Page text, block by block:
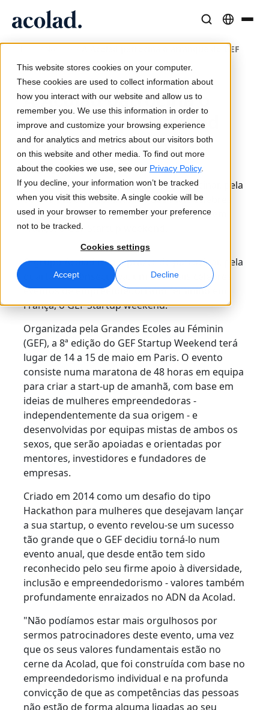
This website stores cookies on your computer.
These cookies are used to collect information about
how you interact with our website and allow us to
remember you. We use this information in order to
improve and customize your browsing experience
and for analytics and metrics about our visitors both
on this website and other media. To find out more
about the cookies we use, see our Privacy Policy.
If you decline, your information won’t be tracked
when you visit this website. A single cookie will be
used in your browser to remember your preference
not to be tracked.
Cookies settings
Accept Decline
Tradução
Velocidade da IA, precisão humana
Interpretação
Comunicação fluida em qualquer lugar
Mídia e Entretenimento
Leve histórias a cada tela
Consultoria e Outsourcing
Atinga e converta globalmente
Transcrição
Transforme áudio em ação
Serviços de Dados
Melhore a IA com dados confiáveis
Todas as soluções
Soluções por Indústria
Ciências da Vida
Indústria Transformadora
Finanças
Jurídico
Instituições Públicas
Defesa e Segurança
Lia Translate
Traduções instantâneas alinhadas com a sua marca
Conectividade
Integração nos fluxos de trabalho, de forma simples
Interpretação com IA
Tradução de voz em tempo real
Garantia de qualidade
Dublagem eficiente em grande escala
Serviços de dados para IA
Potencie a IA com dados de qualidade
Conheça a Lia
Tradução com IA rápida, inteligente e escalável
Histórias de sucesso
Resultados reais dos nossos clientes
Artigos
Perspetivas de especialistas sobre conteúdo global
Ebooks
Guias e estratégias aprofundadas
Webinars on demand
Dominar a tradução com IA para marcas globais
Dicas para aumentar eficiência, escala e qualidade
Sobre a Acolad
Sustentabilidade
Parceiros
Notícias
Carreiras
Construa o seu futuro connosco
Oportunidades para freelancers
Faça parte da nossa rede global
A Acolad patrocina o arranque do GEF
10 de maio de 2022
A Acolad patrocina o
GEF Startup Weekend
pelo quarto ano
consecutivo
O grupo Acolad terá o prazer de patrocinar, pela
quarta vez consecutiva, um dos mais célebres
eventos de empreendedorismo feminino em
França, o GEF Startup weekend.
O grupo Acolad terá o prazer de patrocinar, pela
quarta vez consecutiva, um dos mais célebres
eventos de empreendedorismo feminino em
França, o GEF Startup weekend.
Organizada pela Grandes Ecoles au Féminin
(GEF), a 8ª edição do GEF Startup Weekend terá
lugar de 14 a 15 de maio em Paris. O evento
consiste numa maratona de 48 horas em equipa
para criar a start-up de amanhã, com base em
ideias de mulheres empreendedoras -
independentemente da sua origem - e
desenvolvidas por equipas mistas de ambos os
sexos, que serão apoiadas e orientadas por
mentores, investidores e fundadores de
empresas.
Criado em 2014 como um desafio do tipo
Hackathon para mulheres que desejavam lançar
a sua startup, o evento revelou-se um sucesso
tão grande que o GEF decidiu torná-lo num
evento anual, que desde então tem sido
reconhecido pelo seu firme apoio à diversidade,
inclusão e empreendedorismo - valores também
profundamente enraizados no ADN da Acolad.
"Não podíamos estar mais orgulhosos por
sermos patrocinadores deste evento, uma vez
que os seus valores fundamentais estão no
cerne da Acolad, que foi construída com base no
empreendedorismo individual e na profunda
convicção de que as competências das pessoas
não estão de forma alguma ligadas ao seu